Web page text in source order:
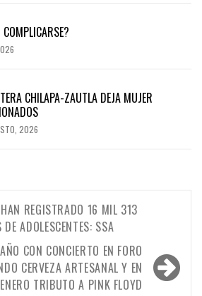
CHILAPA-ZAUTLA DEJA MUJER
2026
REGISTRADO 16 MIL 313
ADOLESCENTES: SSA
CON CONCIERTO EN FORO
CERVEZA ARTESANAL Y EN
ENERO TRIBUTO A PINK FLOYD